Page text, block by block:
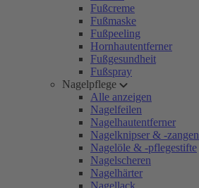
Fußcreme
Fußmaske
Fußpeeling
Hornhautentferner
Fußgesundheit
Fußspray
Nagelpflege
Alle anzeigen
Nagelfeilen
Nagelhautentferner
Nagelknipser & -zangen
Nagelöle & -pflegestifte
Nagelscheren
Nagelhärter
Nagellack